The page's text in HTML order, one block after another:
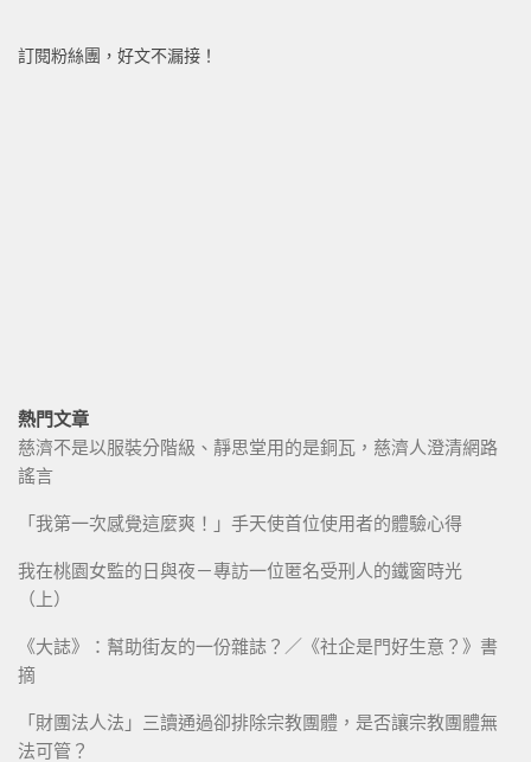
訂閱粉絲團，好文不漏接！
熱門文章
慈濟不是以服裝分階級、靜思堂用的是銅瓦，慈濟人澄清網路
謠言
「我第一次感覺這麼爽！」手天使首位使用者的體驗心得
我在桃園女監的日與夜－專訪一位匿名受刑人的鐵窗時光
（上）
《大誌》：幫助街友的一份雜誌？／《社企是門好生意？》書
摘
「財團法人法」三讀通過卻排除宗教團體，是否讓宗教團體無
法可管？